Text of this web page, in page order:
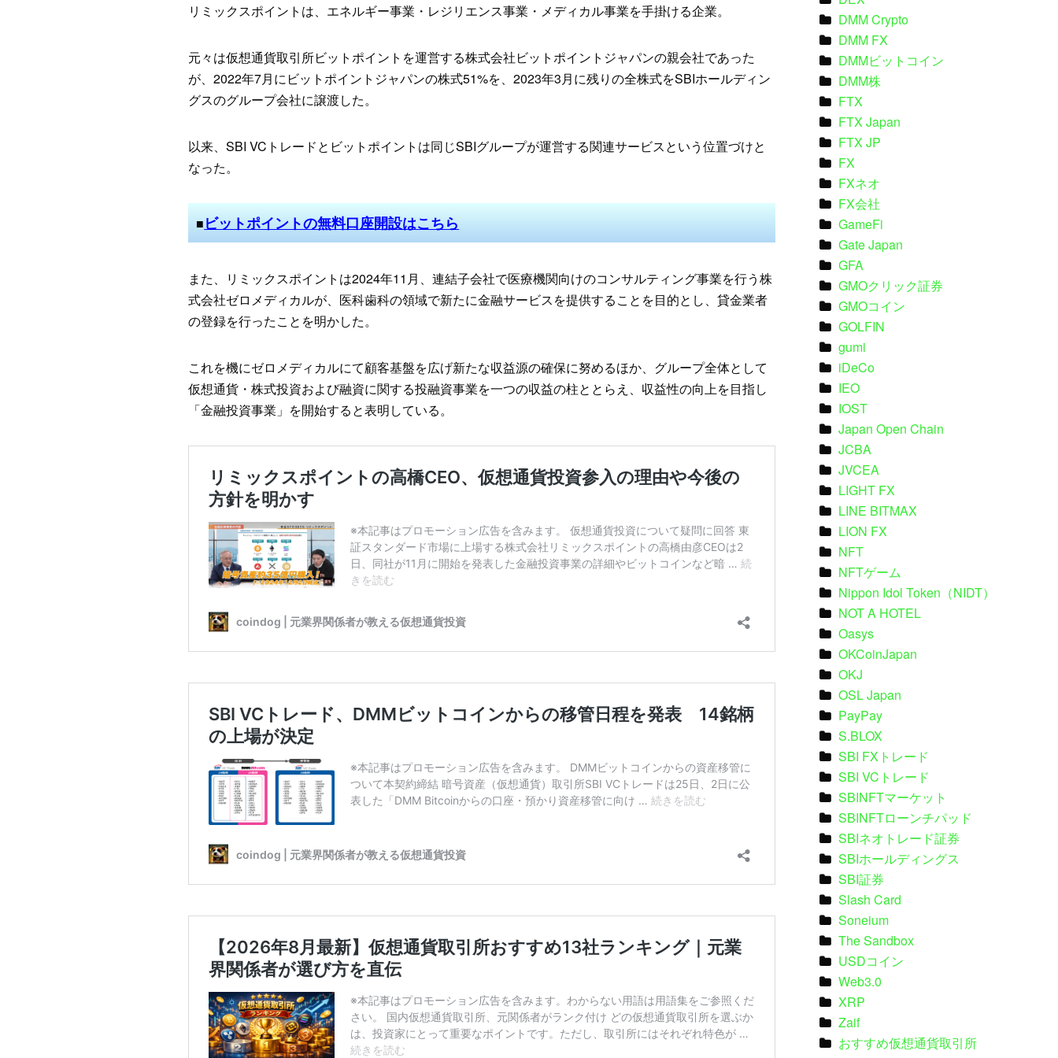
リミックスポイントは、エネルギー事業・レジリエンス事業・メディカル事業を手掛ける企業。
元々は仮想通貨取引所ビットポイントを運営する株式会社ビットポイントジャパンの親会社であった
が、2022年7月にビットポイントジャパンの株式51%を、2023年3月に残りの全株式をSBIホールディン
グスのグループ会社に譲渡した。
以来、SBI VCトレードとビットポイントは同じSBIグループが運営する関連サービスという位置づけと
なった。
■ビットポイントの無料口座開設はこちら
また、リミックスポイントは2024年11月、連結子会社で医療機関向けのコンサルティング事業を行う株
式会社ゼロメディカルが、医科歯科の領域で新たに金融サービスを提供することを目的とし、貸金業者
の登録を行ったことを明かした。
これを機にゼロメディカルにて顧客基盤を広げ新たな収益源の確保に努めるほか、グループ全体として
仮想通貨・株式投資および融資に関する投融資事業を一つの収益の柱ととらえ、収益性の向上を目指し
「金融投資事業」を開始すると表明している。
DMM Crypto
DMM FX
DMMビットコイン
DMM株
FTX
FTX Japan
FTX JP
FX
FXネオ
FX会社
GameFi
Gate Japan
GFA
GMOクリック証券
GMOコイン
GOLFIN
gumi
iDeCo
IEO
IOST
Japan Open Chain
JCBA
JVCEA
LIGHT FX
LINE BITMAX
LION FX
NFT
NFTゲーム
Nippon Idol Token（NIDT）
NOT A HOTEL
Oasys
OKCoinJapan
OKJ
OSL Japan
PayPay
S.BLOX
SBI FXトレード
SBI VCトレード
SBINFTマーケット
SBINFTローンチパッド
SBIネオトレード証券
SBIホールディングス
SBI証券
Slash Card
Soneium
The Sandbox
USDコイン
Web3.0
XRP
Zaif
おすすめ仮想通貨取引所